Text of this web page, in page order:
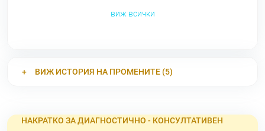
виж всички
ВИЖ ИСТОРИЯ НА ПРОМЕНИТЕ (5)
НАКРАТКО ЗА ДИАГНОСТИЧНО - КОНСУЛТАТИВЕН